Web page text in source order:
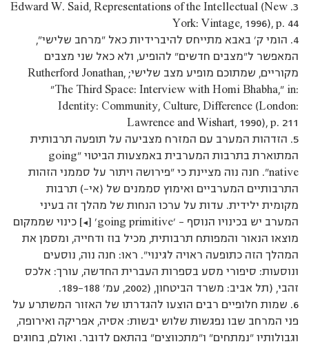
3. Edward W. Said, Representations of the Intellectual (New
York: Vintage, 1996), p. 44
4. הומי ק’ באבא מתייחס להיברידיות כאל ”מרחב שלישי”,
המאפשר ל”מצבים חדשים” להופיע, ולא כאל שני מצבים
מקוריים, שמתוכם מופיע מצב שלישי; Rutherford Jonathan,
”The Third Space: Interview with Homi Bhabha,” in:
Identity: Community, Culture, Difference (London:
Lawrence and Wishart, 1990), p. 211
5. הזדהות המערב עם המזרח מצביעה על תופעה תרבותית
המתוארת בתרבות המערבית באמצעות הביטוי ”going
native”. חנה נוה מציינת כי ”פירושה ויתור על סממני הזהות
התרבותיים המערביים ואימוץ סממנים של (אי–) תרבות
מקומית ילידית. עדות על ערכו הנחות של מהלך זה בעיני
המערב יש בכינויו הנוסף – ’going primitive’ […] כינוי שממקום
מוצאו הנאור והמפותח תרבותית, מכיל בוז ודחייה, ומסמן את
המהלך הזה כתופעה ראויה לגינוי”. ראו: חנה נוה, נוסעים
ונוסעות: סיפורי מסע בספרות העברית החדשה, עורך: אלכס
זהבי, (תל אביב: משרד הביטחון, (2002, עמ’ 189-188.
6. שמות חלופיים רבים הוצעו להגדרתו של האזור המשתרע על
פני המרחב שבו נפגשות שלוש יבשות: אסיה, אפריקה ואירופה,
וגבולותיו ”נמתחים” ו”מתכווצים” בהתאם לדובר. ואולם, בחוגים